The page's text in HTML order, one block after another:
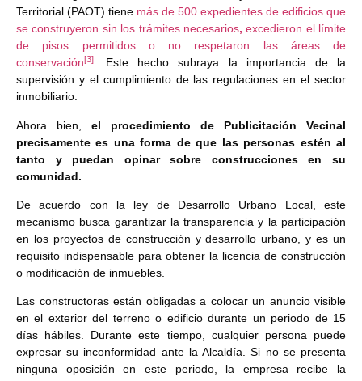
Territorial (PAOT) tiene más de 500 expedientes de edificios que
se construyeron sin los trámites necesarios,excedieron el límite
de pisos permitidos o no respetaron las áreas de
conservación[3]. Este hecho subraya la importancia de la
supervisión y el cumplimiento de las regulaciones en el sector
inmobiliario.
Ahora bien, el procedimiento de Publicitación Vecinal
precisamente es una forma de que las personas estén al
tanto y puedan opinar sobre construcciones en su
comunidad.
De acuerdo con la ley de Desarrollo Urbano Local, este
mecanismo busca garantizar la transparencia y la participación
en los proyectos de construcción y desarrollo urbano, y es un
requisito indispensable para obtener la licencia de construcción
o modificación de inmuebles.
Las constructoras están obligadas a colocar un anuncio visible
en el exterior del terreno o edificio durante un periodo de 15
días hábiles. Durante este tiempo, cualquier persona puede
expresar su inconformidad ante la Alcaldía. Si no se presenta
ninguna oposición en este periodo, la empresa recibe la